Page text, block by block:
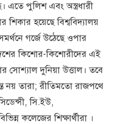
এতে পুলিশ এবং অস্ত্রধারী
হয়েছে বিশ্ববিদ্যালয়
গর্জে উঠেছে ওপার
কিশোর-কিশোরীদের এই
দুনিয়া উত্তাল। তবে
নয় তারা; রীতিমতো রাজপথে
সি.ইউ,
কলেজের শিক্ষার্থীরা ।